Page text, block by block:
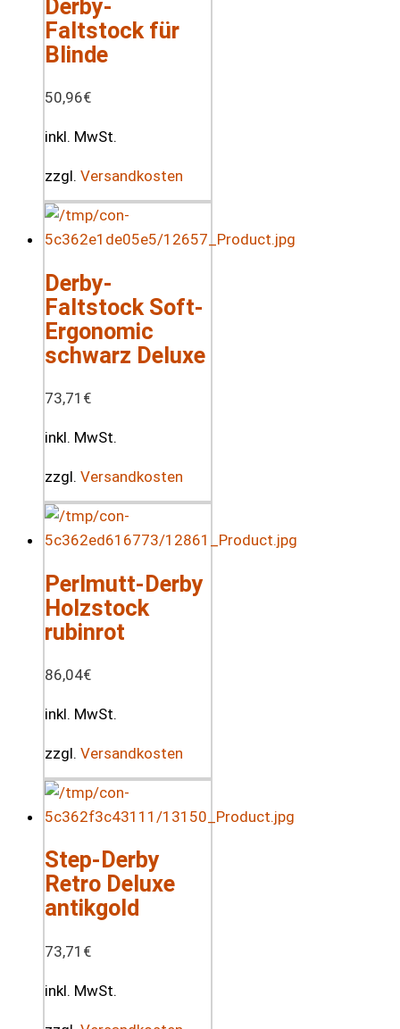
Derby-
Faltstock für
Blinde
50,96€
inkl. MwSt.
zzgl. Versandkosten
Derby-
Faltstock Soft-
Ergonomic
schwarz Deluxe
73,71 €
inkl. MwSt.
zzgl. Versandkosten
Perlmutt-Derby
Holzstock
rubinrot
86,04€
inkl. MwSt.
zzgl. Versandkosten
Step-Derby
Retro Deluxe
antikgold
73,71 €
inkl. MwSt.